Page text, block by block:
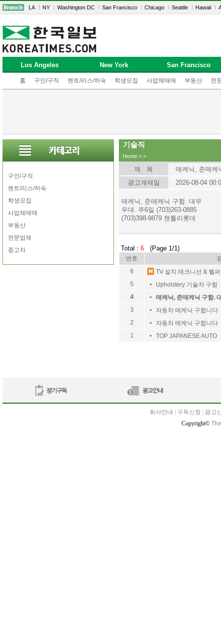
LA NY Washington DC San Francisco Chicago Seattle Hawaii
Los Angeles New York San Francisco
홈 구인/구직 렌트/리스/하숙 학생모집 사업체매매 부동산 전
구인/구직
렌트/리스/하숙
학생모집
사업체매매
부동산
전문업체
중고차
기술직
Home > >
제 목
매케닉, 준매케
광고게재일
2026-08-04
매케닉, 준매케닉 구함. 대우
우대. 주6일 (703)263-0885
(703)398-9879 챈틀리롯데
Total : 6 (Page 1/1)
번호
6
TV 설치 테크니션 & 헬퍼
5
Upholstery 기술자 구함
4
매케닉, 준매케닉 구함.
3
자동차 메케닉 구합니다
2
자동차 메케닉 구합니다
1
TOP JAPANESE AUTO
회사안내 구독신청
광고
Copyright©